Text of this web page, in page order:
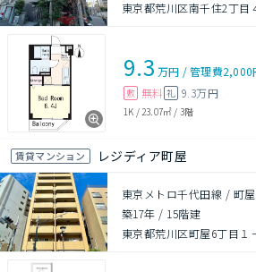
東京都荒川区南千住2丁目
9.3 万円 /管理費2,000
敷 無料 礼 9.3万円
1K / 23.07㎡ / 3階
賃貸マンション レジディア町屋
東京メトロ千代田線 / 町
築17年 / 15階建
東京都荒川区町屋6丁目１